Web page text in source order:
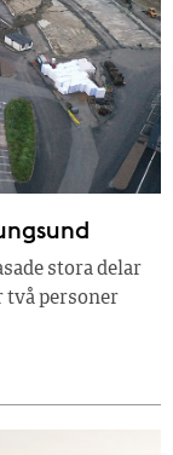
stora delar
två personer